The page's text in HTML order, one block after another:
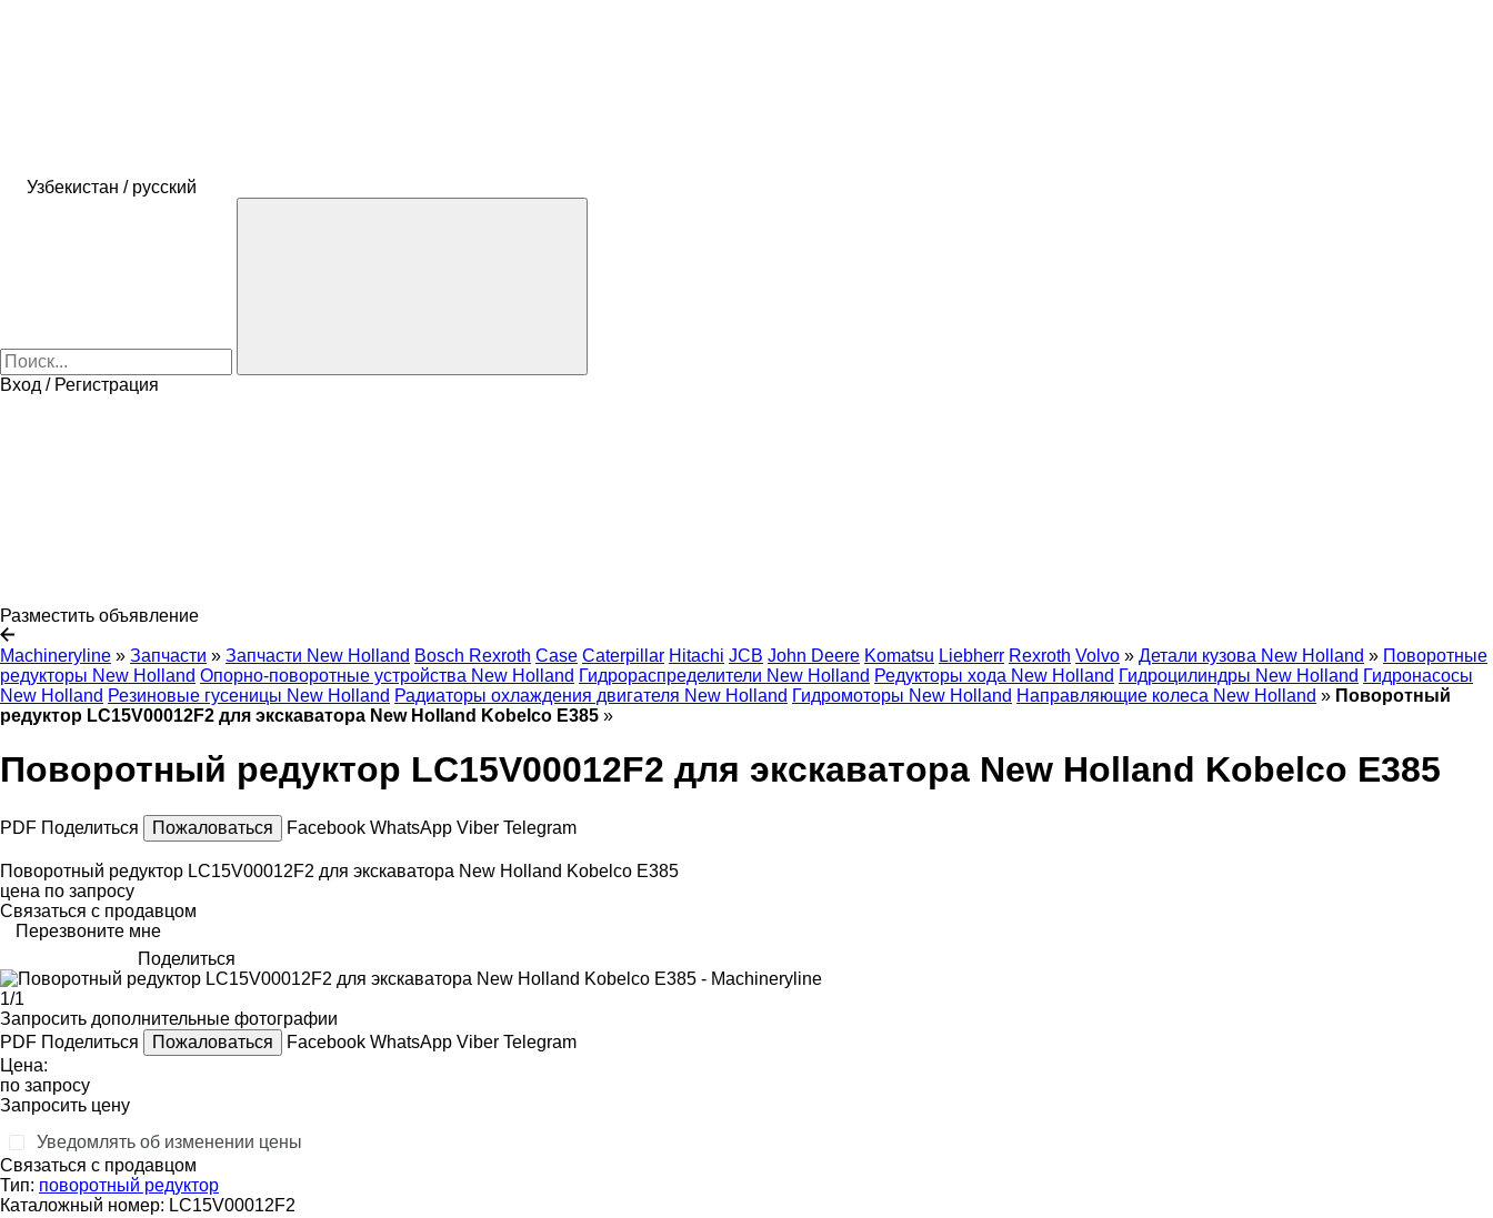
Узбекистан / русский
Вход / Регистрация
Разместить объявление
Machineryline » Запчасти » Запчасти New Holland Bosch Rexroth Case Caterpillar Hitachi JCB John Deere Komatsu Liebherr Rexroth Volvo » Детали кузова New Holland » Поворотные
редукторы New Holland Опорно-поворотные устройства New Holland Гидрораспределители New Holland Редукторы хода New Holland Гидроцилиндры New Holland Гидронасосы
New Holland Резиновые гусеницы New Holland Радиаторы охлаждения двигателя New Holland Гидромоторы New Holland Направляющие колеса New Holland » Поворотный
редуктор LC15V00012F2 для экскаватора New Holland Kobelco E385 »
Поворотный редуктор LC15V00012F2 для экскаватора New Holland Kobelco E385
PDF Поделиться Пожаловаться Facebook WhatsApp Viber Telegram
Поворотный редуктор LC15V00012F2 для экскаватора New Holland Kobelco E385
цена по запросу
Связаться с продавцом
Перезвоните мне
Поделиться
1/1
Запросить дополнительные фотографии
PDF Поделиться Пожаловаться Facebook WhatsApp Viber Telegram
Цена:
по запросу
Запросить цену
Уведомлять об изменении цены
Связаться с продавцом
Тип: поворотный редуктор
Каталожный номер: LC15V00012F2